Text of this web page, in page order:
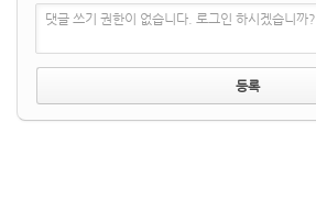
댓글 쓰기 권한이 없습니다. 로그인 하시겠습니까?